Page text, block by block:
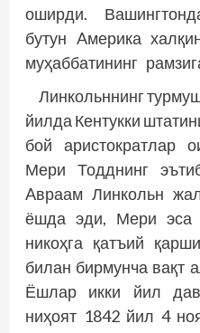
оширди.
бутун Aмерика
муҳаббатининг
Линкольннинг
йилда Кентукки
бой аристократлар
Мери Тодднинг
Aвраам Линкольн
ёшда эди, Мери эса
никоҳга қатъий
билан бирмунча вақт
Ёшлар икки йил
ниҳоят 1842 йил 4